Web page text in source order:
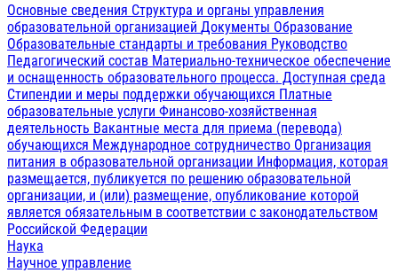
Основные сведения Структура и органы управления
образовательной организацией Документы Образование
Образовательные стандарты и требования Руководство
Педагогический состав Материально-техническое обеспечение
и оснащенность образовательного процесса. Доступная среда
Стипендии и меры поддержки обучающихся Платные
образовательные услуги Финансово-хозяйственная
деятельность Вакантные места для приема (перевода)
обучающихся Международное сотрудничество Организация
питания в образовательной организации Информация, которая
размещается, публикуется по решению образовательной
организации, и (или) размещение, опубликование которой
является обязательным в соответствии с законодательством
Российской Федерации
Наука
Научное управление